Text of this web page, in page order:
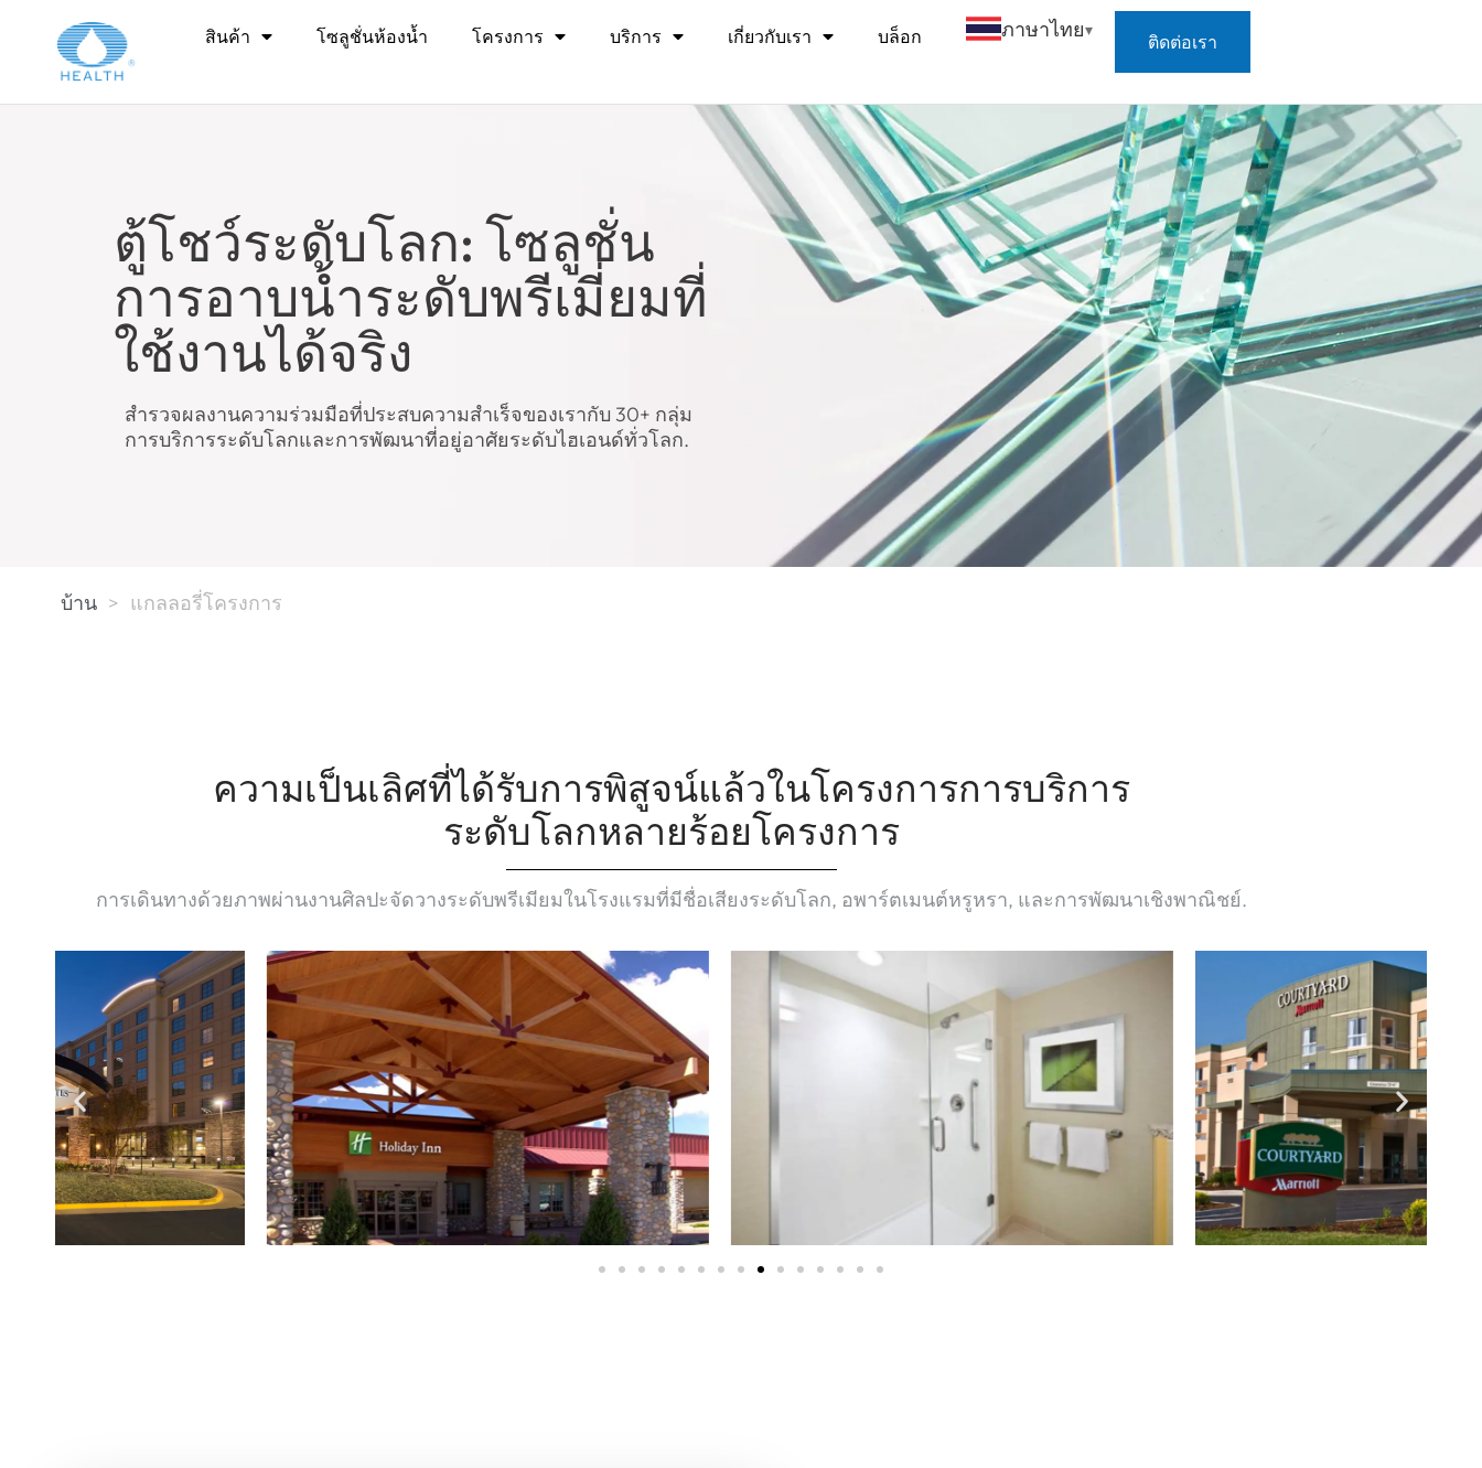
สินค้า โซลูชั่นห้องน้ำ โครงการ บริการ เกี่ยวกับเรา บล็อก ภาษาไทย
ติดต่อเรา
แกลลอรี่โครงการ
ตู้โชว์ระดับโลก: โซลูชั่น
การอาบน้ำระดับพรีเมี่ยมที่
ใช้งานได้จริง
สำรวจผลงานความร่วมมือที่ประสบความสำเร็จของเรากับ 30+ กลุ่ม
การบริการระดับโลกและการพัฒนาที่อยู่อาศัยระดับไฮเอนด์ทั่วโลก.
บ้าน > แกลลอรี่โครงการ
ความเป็นเลิศที่ได้รับการพิสูจน์แล้วในโครงการการบริการ
ระดับโลกหลายร้อยโครงการ
การเดินทางด้วยภาพผ่านงานศิลปะจัดวางระดับพรีเมียมในโรงแรมที่มีชื่อเสียงระดับโลก, อพาร์ตเมนต์หรูหรา, และการพัฒนาเชิงพาณิชย์.